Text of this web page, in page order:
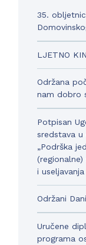
35.
LJETNO
Održana
nam dobro
Potpisan
sredstava
„Podrška
i
Održani
Uručene
programa